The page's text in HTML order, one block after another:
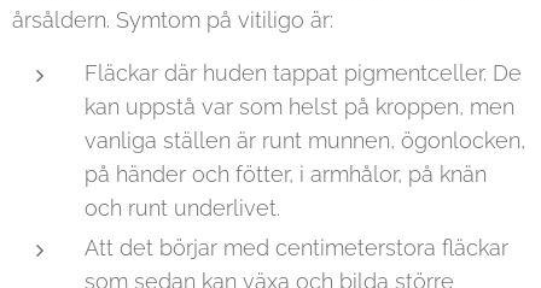
årsåldern. Symtom på vitiligo är:
Fläckar där huden tappat pigmentceller. De
kan uppstå var som helst på kroppen, men
vanliga ställen är runt munnen, ögonlocken,
på händer och fötter, i armhålor, på knän
och runt underlivet.
Att det börjar med centimeterstora fläckar
som sedan kan växa och bilda större